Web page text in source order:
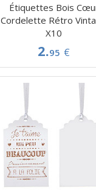
Étiquettes Bois
Cordelette Rétro
X10
2.95 €